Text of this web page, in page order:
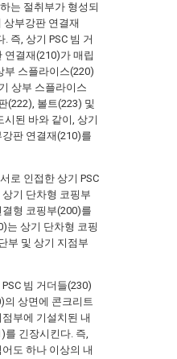
는 절취부가 형성되
상부강판 연결재
즉, 상기 PSC 빔 거
연결재(210)가 매립
부 스플라이스(220)
상부 스플라이스
(222), 볼트(223) 및
시된 바와 같이, 상기
판 연결재(210)를
로 인접한 상기 PSC
기 단차형 코핑부
형 코핑부(200)를
는 상기 단차형 코핑
부 및 상기 지점부
빔 거더들(230)
의 상면에 콘크리트
부에 기설치된 내
를 긴장시킨다. 즉,
도 하나 이상의 내